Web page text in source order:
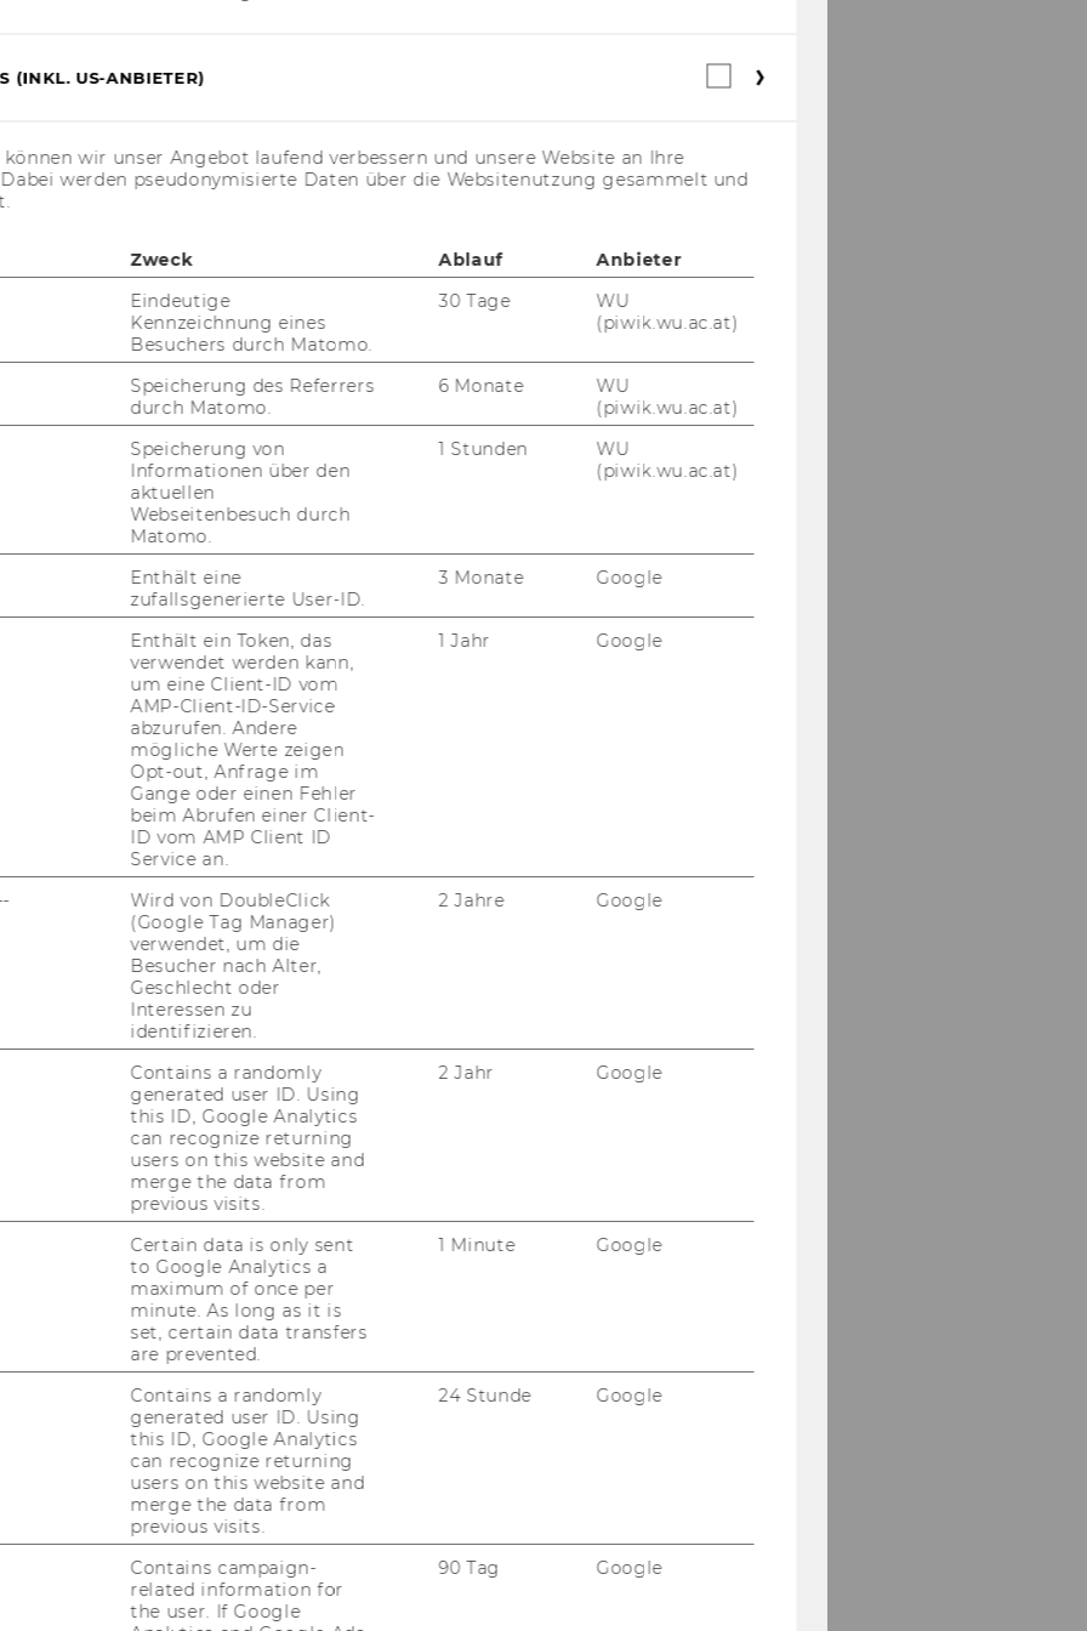
Institut für Public Management
Department-​Vorstand
2005, 10. Stück
des Rek­to­rats für die Be­voll­mäch­ti­gung
der Wirt­schafts­uni­ver­si­tät
Nr. 102, vom 27.2.2004, in der Fas­sung
vom 19.10.2005; Er­hö­hung der Be­trags­
be­voll­mäch­tigt, im je­wei­li­gen Wir­
der je­weils zur Ver­fü­gung ste­hen­den
gemäß § 3 der Richt­li­nie ab­zu­schlie­ßen:
Institut/Abteilung
Institut für Wirtschaftspädagogik
Institut für Personalmanagement
Institut für Organisation und Verhalten
in Organisationen
​Vorstand
2005, 10. Stück
und Pro­jekt­lei­ter
wer­den gemäß § 27 Abs 2 Uni­
der für die Ver­trags­er­fül­lung er­for­
zur Ver­fü­gung über die Geld­mit­tel im
Ver­trag sowie gemäß § 5 der Richt­l
von Ar­beit­neh­me­rin­nen
Wien (Ab­schluss von
sowie Ar­beits­ver­trä­gen ent­spre­
der Richt­li­nie) be­voll­mäch­tigt:
Projektleiterin/Projektleiter
Univ.Prof. Dr. Stefan Griller
Univ.Prof. Dr. Gustaf Neumann
ao. Univ.Prof. Dr. Gunther Maier
(INKL. US-ANBIETER)
Webstatistik
wir unser Angebot laufend verbessern und unsere Website an Ihre
werden pseudonymisierte Daten über die Websitenutzung gesammelt und
Zweck Ablauf
Anbieter
Eindeutige
Kennzeichnung eines
Besuchers durch Matomo.
30 Tage
WU
(piwik.wu.ac.at)
Speicherung des Referrers
durch Matomo.
6 Monate
WU
(piwik.wu.ac.at)
Speicherung von
Informationen über den
aktuellen
Webseitenbesuch durch
Matomo.
1 Stunden
WU
(piwik.wu.ac.at)
Enthält eine
zufallsgenerierte User-ID.
3 Monate Google
Enthält ein Token, das
verwendet werden kann,
um eine Client-ID vom
AMP-Client-ID-Service
abzurufen. Andere
mögliche Werte zeigen
Opt-out, Anfrage im
Gange oder einen Fehler
beim Abrufen einer Client-
ID vom AMP Client ID
Service an.
1 Jahr Google
Wird von DoubleClick
(Google Tag Manager)
verwendet, um die
Besucher nach Alter,
Geschlecht oder
Interessen zu
identifizieren.
2 Jahre Google
Contains a randomly
generated user ID. Using
this ID, Google Analytics
can recognize returning
users on this website and
merge the data from
previous visits.
2 Jahr Google
Certain data is only sent
to Google Analytics a
maximum of once per
minute. As long as it is
set, certain data transfers
are prevented.
1 Minute Google
Contains a randomly
generated user ID. Using
this ID, Google Analytics
can recognize returning
users on this website and
merge the data from
previous visits.
24 Stunde Google
Contains campaign-
related information for
the user. If Google
90 Tag Google